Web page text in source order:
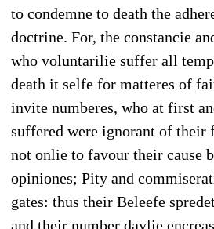
to condemne to death the
doctrine. For, the constancie
who voluntarilie suffer all
death it selfe for matteres of
invite numberes, who at first
suffered were ignorant of their
not onlie to favour their cause
opiniones; Pity and
gates: thus their Beleefe
and their number daylie